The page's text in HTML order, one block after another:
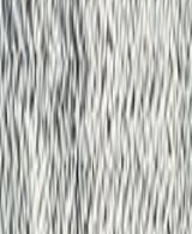
標準在庫品
サイズ
サイズの補足
500㎜
素材
ナイロン